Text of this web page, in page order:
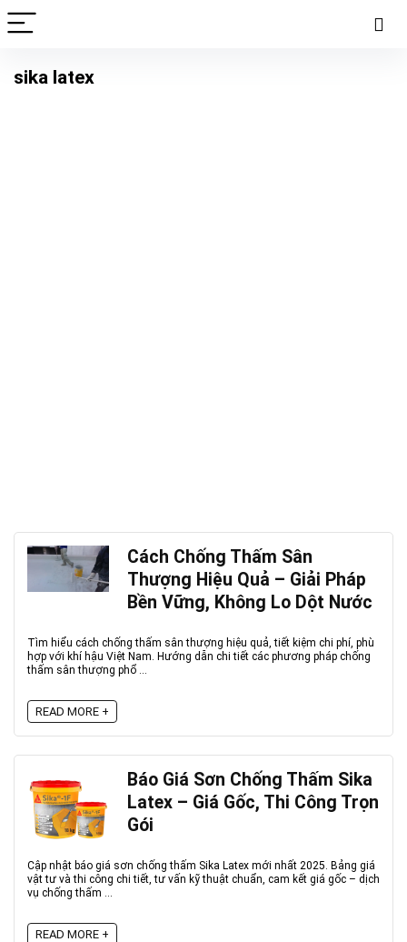
sika latex
Cách Chống Thấm Sân
Thượng Hiệu Quả – Giải Pháp
Bền Vững, Không Lo Dột Nước
Tìm hiểu cách chống thấm sân thượng hiệu quả, tiết kiệm chi phí, phù
hợp với khí hậu Việt Nam. Hướng dẫn chi tiết các phương pháp chống
thấm sân thượng phổ ...
READ MORE +
Báo Giá Sơn Chống Thấm Sika
Latex – Giá Gốc, Thi Công Trọn
Gói
Cập nhật báo giá sơn chống thấm Sika Latex mới nhất 2025. Bảng giá
vật tư và thi công chi tiết, tư vấn kỹ thuật chuẩn, cam kết giá gốc – dịch
vụ chống thấm ...
READ MORE +